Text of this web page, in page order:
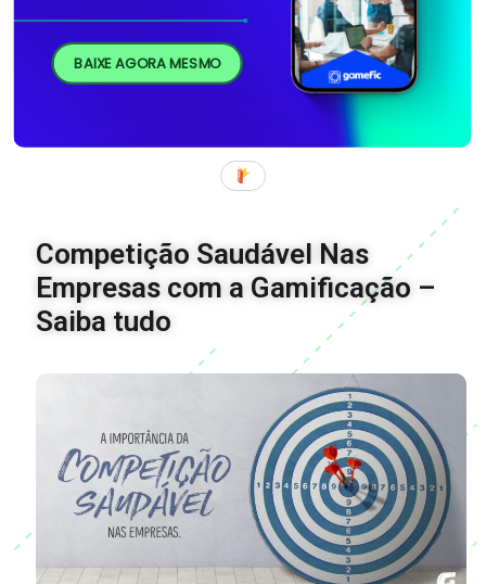
BAIXE AGORA MESMO
Competição Saudável Nas
Empresas com a Gamificação –
Saiba tudo